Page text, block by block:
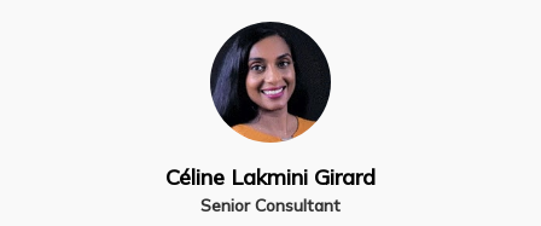
Céline Lakmini Girard
Senior Consultant